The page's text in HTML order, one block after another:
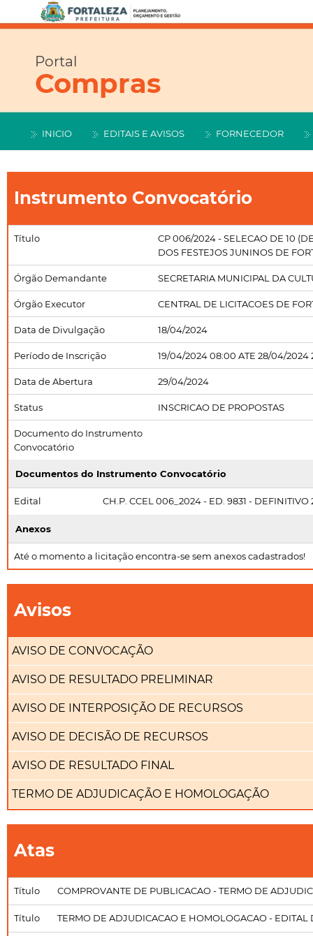
Portal
Compras
INICIO EDITAIS E AVISOS FORNECEDOR
Instrumento Convocatório
Título
CP 006/2024 - SELECAO DE 10
DOS FESTEJOS JUNINOS DE
Órgão Demandante SECRETARIA MUNICIPAL DA
Órgão Executor CENTRAL DE LICITACOES DE
Data de Divulgação 18/04/2024
Período de Inscrição 19/04/2024 08:00 ATE 28/04/2024
Data de Abertura 29/04/2024
Status INSCRICAO DE PROPOSTAS
Documento do Instrumento
Convocatório
Documentos do Instrumento Convocatório
Edital CH.P. CCEL 006_2024 - ED. 9831 - DEFINITIVO
Anexos
Até o momento a licitação encontra-se sem anexos cadastrados!
Avisos
AVISO DE CONVOCAÇÃO
AVISO DE RESULTADO PRELIMINAR
AVISO DE INTERPOSIÇÃO DE RECURSOS
AVISO DE DECISÃO DE RECURSOS
AVISO DE RESULTADO FINAL
TERMO DE ADJUDICAÇÃO E HOMOLOGAÇÃO
Atas
Título COMPROVANTE DE PUBLICACAO - TERMO DE
Título TERMO DE ADJUDICACAO E HOMOLOGACAO -